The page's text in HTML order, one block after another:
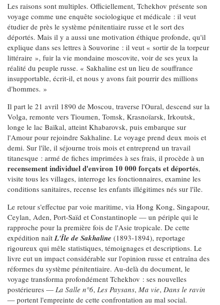
Les raisons sont multiples. Officiellement, Tchekhov présente son
voyage comme une enquête sociologique et médicale : il veut
étudier de près le système pénitentiaire russe et le sort des
déportés. Mais il y a aussi une motivation éthique profonde, qu'il
explique dans ses lettres à Souvorine : il veut « sortir de la torpeur
littéraire », fuir la vie mondaine moscovite, voir de ses yeux la
réalité du peuple russe. « Sakhaline est un lieu de souffrance
insupportable, écrit-il, et nous y avons fait pourrir des millions
d'hommes. »
Il part le 21 avril 1890 de Moscou, traverse l'Oural, descend sur la
Volga, remonte vers Tioumen, Tomsk, Krasnoïarsk, Irkoutsk,
longe le lac Baïkal, atteint Khabarovsk, puis embarque sur
l'Amour pour rejoindre Sakhaline. Le voyage prend deux mois et
demi. Sur l'île, il séjourne trois mois et entreprend un travail
titanesque : armé de fiches imprimées à ses frais, il procède à un
recensement individuel d'environ 10 000 forçats et déportés,
visite tous les villages, interroge les fonctionnaires, examine les
conditions sanitaires, recense les enfants illégitimes nés sur l'île.
Le retour s'effectue par voie maritime, via Hong Kong, Singapour,
Ceylan, Aden, Port-Saïd et Constantinople — un périple qui le
rapproche pour la première fois de l'Asie tropicale. De cette
expédition naît L'Île de Sakhaline (1893-1894), reportage
rigoureux qui mêle statistiques, témoignages et descriptions. Le
livre eut un impact considérable sur l'opinion russe et entraîna des
réformes du système pénitentiaire. Au-delà du document, le
voyage transforma profondément Tchekhov : ses nouvelles
postérieures — La Salle n°6, Les Paysans, Ma vie, Dans le ravin
— portent l'empreinte de cette confrontation au mal social.